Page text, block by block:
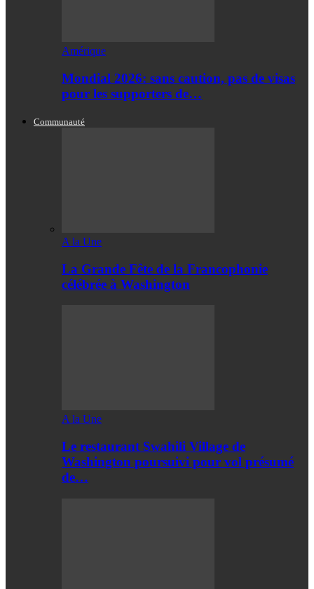
Amérique
Mondial 2026: sans caution, pas de visas
pour les supporters de…
Communauté
A la Une
La Grande Fête de la Francophonie
célébrée à Washington
A la Une
Le restaurant Swahili Village de
Washington poursuivi pour vol présumé
de…